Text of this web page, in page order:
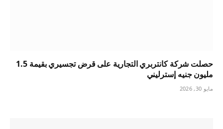
حصلت شركة كانتربري التجارية على قرض تجسيري بقيمة 1.5
مليون جنيه إسترليني
مايو 30, 2026